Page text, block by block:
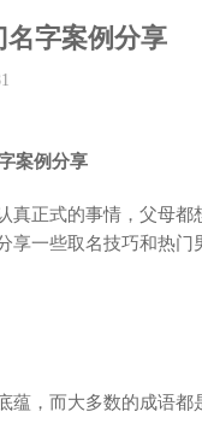
名字案例分享
案例分享
真正式的事情，父母
享一些取名技巧和热门
蕴，而大多数的成语